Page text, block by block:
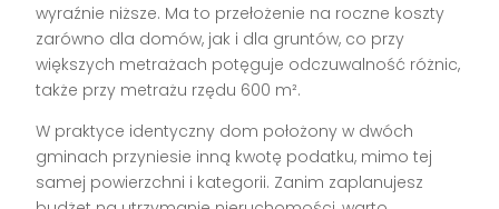
wyraźnie niższe. Ma to przełożenie na roczne koszty
zarówno dla domów, jak i dla gruntów, co przy
większych metrażach potęguje odczuwalność różnic,
także przy metrażu rzędu 600 m².
W praktyce identyczny dom położony w dwóch
gminach przyniesie inną kwotę podatku, mimo tej
samej powierzchni i kategorii. Zanim zaplanujesz